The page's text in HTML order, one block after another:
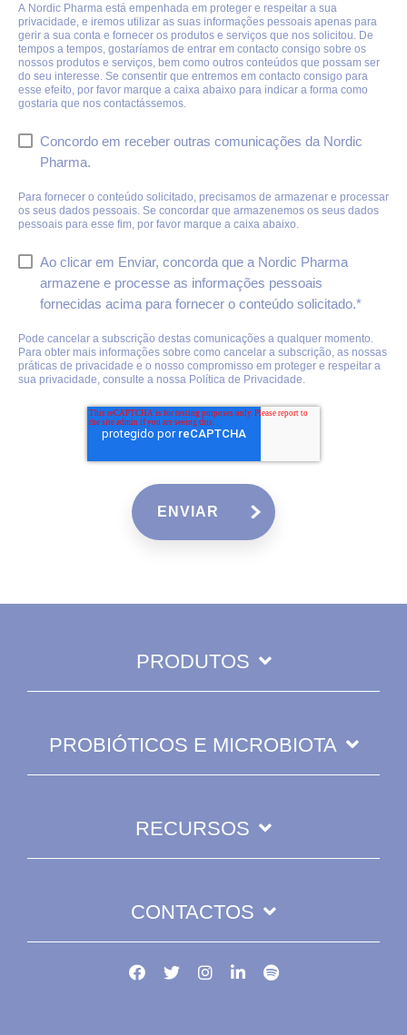
A Nordic Pharma está empenhada em proteger e respeitar a sua
privacidade, e iremos utilizar as suas informações pessoais apenas para
gerir a sua conta e fornecer os produtos e serviços que nos solicitou. De
tempos a tempos, gostaríamos de entrar em contacto consigo sobre os
nossos produtos e serviços, bem como outros conteúdos que possam ser
do seu interesse. Se consentir que entremos em contacto consigo para
esse efeito, por favor marque a caixa abaixo para indicar a forma como
gostaria que nos contactássemos.
Concordo em receber outras comunicações da Nordic
Pharma.
Para fornecer o conteúdo solicitado, precisamos de armazenar e processar
os seus dados pessoais. Se concordar que armazenemos os seus dados
pessoais para esse fim, por favor marque a caixa abaixo.
Ao clicar em Enviar, concorda que a Nordic Pharma
armazene e processe as informações pessoais
fornecidas acima para fornecer o conteúdo solicitado.*
Pode cancelar a subscrição destas comunicações a qualquer momento.
Para obter mais informações sobre como cancelar a subscrição, as nossas
práticas de privacidade e o nosso compromisso em proteger e respeitar a
sua privacidade, consulte a nossa Política de Privacidade.
PRODUTOS
PROBIÓTICOS E MICROBIOTA
RECURSOS
CONTACTOS